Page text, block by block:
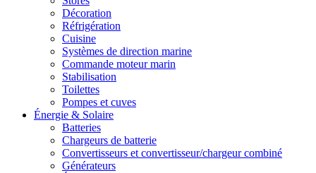
Décoration
Réfrigération
Cuisine
Systèmes de direction marine
Commande moteur marin
Stabilisation
Toilettes
Pompes et cuves
Énergie & Solaire
Batteries
Chargeurs de batterie
Convertisseurs et convertisseur/chargeur combiné
Générateurs